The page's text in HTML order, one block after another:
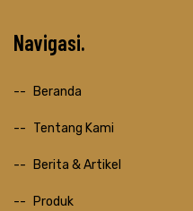
Navigasi
Beranda
Tentang Kami
Berita & Artikel
Produk